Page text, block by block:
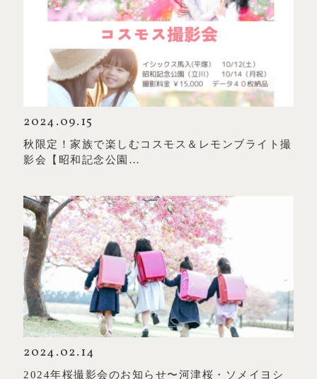
2024.09.15
秋限定！家族で楽しむコスモス＆レモンブライト撮
影会【昭和記念公園…
2024.02.14
2024年桜撮影会のお知らせ〜河津桜・ソメイヨシ